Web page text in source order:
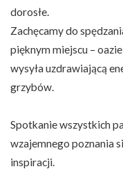
dorosłe.
Zachęcamy do
pięknym miejscu –
wysyła uzdrawiającą
grzybów.
Spotkanie wszystkich
wzajemnego poznania
inspiracji.